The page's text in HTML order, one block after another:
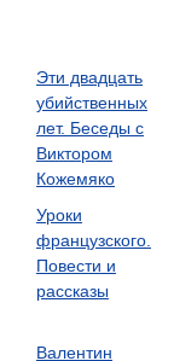
Эти двадцать
убийственных
лет. Беседы с
Виктором
Кожемяко
Уроки
французского.
Повести и
рассказы
Валентин